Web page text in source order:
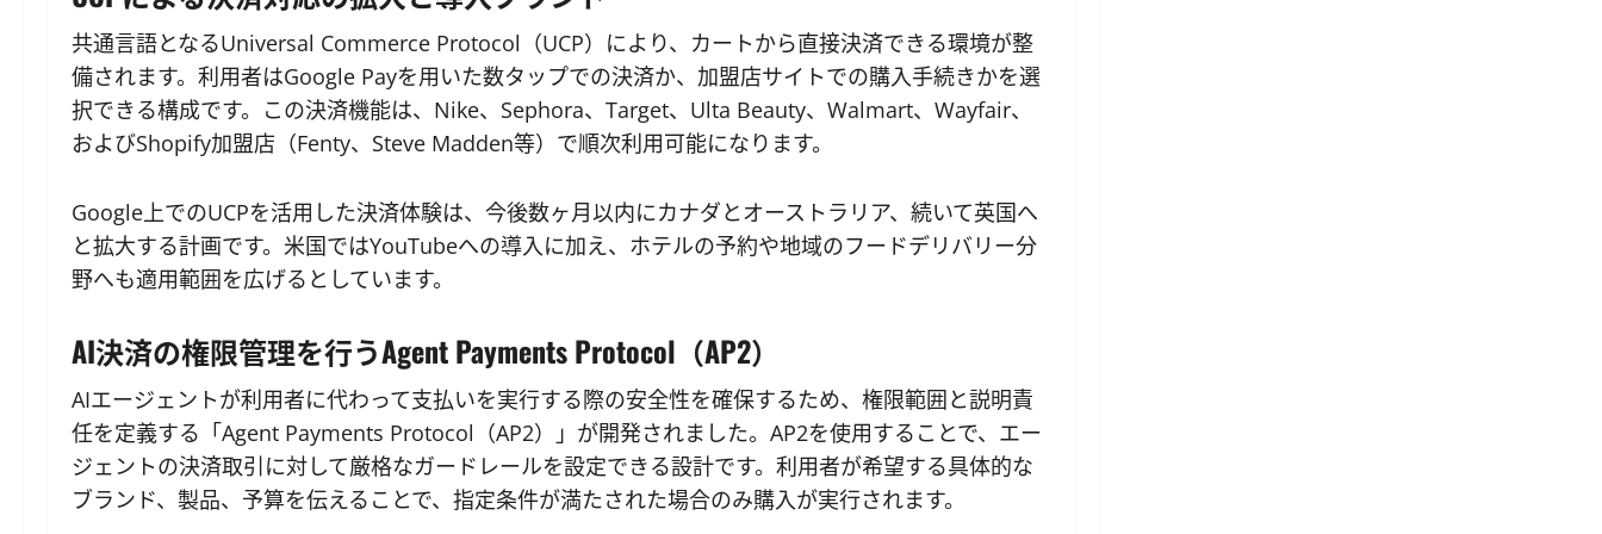
共通言語となるUniversal Commerce Protocol（UCP）により、カートから直接決済できる環境が整
備されます。利用者はGoogle Payを用いた数タップでの決済か、加盟店サイトでの購入手続きかを選
択できる構成です。この決済機能は、Nike、Sephora、Target、Ulta Beauty、Walmart、Wayfair、
およびShopify加盟店（Fenty、Steve Madden等）で順次利用可能になります。
Google上でのUCPを活用した決済体験は、今後数ヶ月以内にカナダとオーストラリア、続いて英国へ
と拡大する計画です。米国ではYouTubeへの導入に加え、ホテルの予約や地域のフードデリバリー分
野へも適用範囲を広げるとしています。
AI決済の権限管理を行うAgent Payments Protocol（AP2）
AIエージェントが利用者に代わって支払いを実行する際の安全性を確保するため、権限範囲と説明責
任を定義する「Agent Payments Protocol（AP2）」が開発されました。AP2を使用することで、エー
ジェントの決済取引に対して厳格なガードレールを設定できる設計です。利用者が希望する具体的な
ブランド、製品、予算を伝えることで、指定条件が満たされた場合のみ購入が実行されます。